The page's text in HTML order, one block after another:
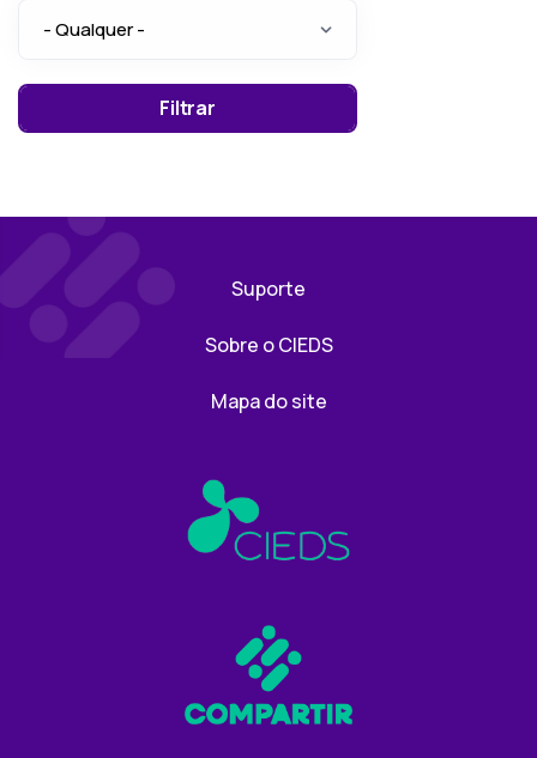
Suporte
Sobre o CIEDS
Mapa do site